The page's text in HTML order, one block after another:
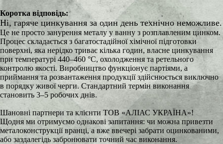
Коротка відповідь:
Ні, гаряче цинкування за один день технічно неможливе.
Це не просто занурення металу у ванну з розплавленим цинком.
Процес складається з багатостадійної хімічної підготовки
поверхні, яка нерідко триває кілька годин, власне цинкування
при температурі 440–460 °C, охолодження та ретельного
контролю якості. Виробництво функціонує партіями, а
приймання та розвантаження продукції здійснюється виключно
в порядку живої черги. Стандартний термін виконання
становить 3–5 робочих днів.
Шановні партнери та клієнти ТОВ «АЛІАС УКРАЇНА»!
Щодня ми отримуємо однакові запитання: чи можна привезти
металоконструкції вранці, а вже ввечері забрати оцинкованими,
або заздалегідь забронювати точний час виконання.